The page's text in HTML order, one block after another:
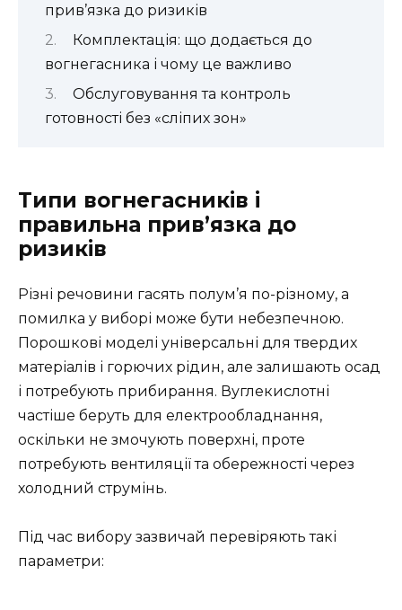
прив’язка до ризиків
Комплектація: що додається до
вогнегасника і чому це важливо
Обслуговування та контроль
готовності без «сліпих зон»
Типи вогнегасників і
правильна прив’язка до
ризиків
Різні речовини гасять полум’я по-різному, а
помилка у виборі може бути небезпечною.
Порошкові моделі універсальні для твердих
матеріалів і горючих рідин, але залишають осад
і потребують прибирання. Вуглекислотні
частіше беруть для електрообладнання,
оскільки не змочують поверхні, проте
потребують вентиляції та обережності через
холодний струмінь.
Під час вибору зазвичай перевіряють такі
параметри: